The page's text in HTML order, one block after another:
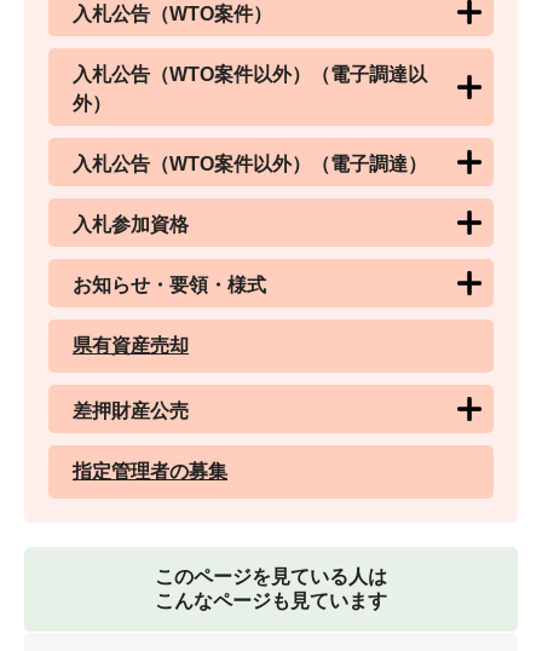
入札公告（WTO案件）
入札公告（WTO案件以外）（電子調達以
外）
入札公告（WTO案件以外）（電子調達）
入札参加資格
お知らせ・要領・様式
県有資産売却
差押財産公売
指定管理者の募集
このページを見ている人は
こんなページも見ています